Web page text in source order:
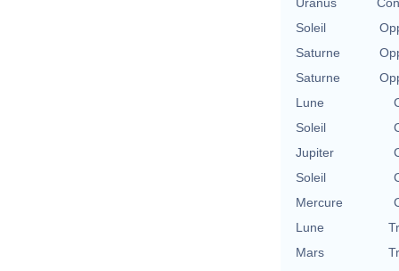
Uranus
Soleil
Saturne
Saturne
Lune
Soleil
Jupiter
Soleil
Mercure
Lune
Mars